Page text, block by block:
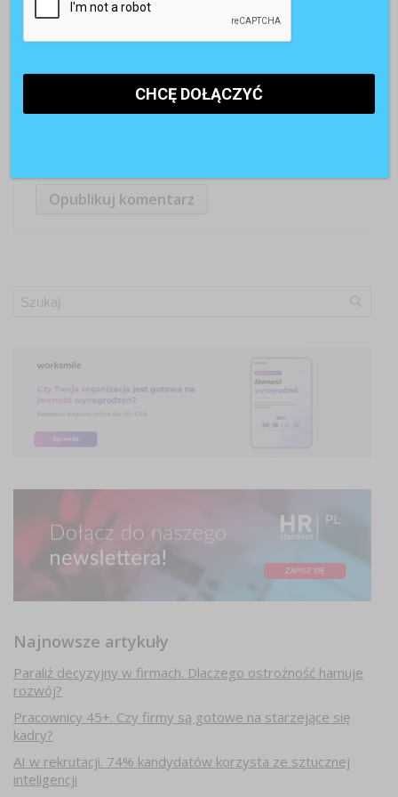
Najnowsze artykuły
Paraliż decyzyjny w firmach. Dlaczego ostrożność hamuje
rozwój?
Pracownicy 45+. Czy firmy są gotowe na starzejące się
kadry?
AI w rekrutacji. 74% kandydatów korzysta ze sztucznej
inteligencji